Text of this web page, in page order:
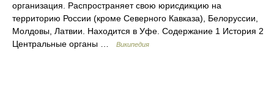
организация. Распространяет свою юрисдикцию на
территорию России (кроме Северного Кавказа), Белоруссии,
Молдовы, Латвии. Находится в Уфе. Содержание 1 История 2
Центральные органы …
Википедия